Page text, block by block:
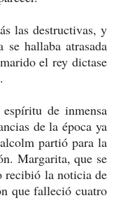
las destructivas, y
se hallaba atrasada
el rey dictase
de inmensa
de la época ya
partió para la
Margarita, que se
recibió la noticia de
que falleció cuatro